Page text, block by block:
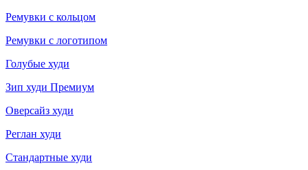
Ремувки с кольцом
Ремувки с логотипом
Голубые худи
Зип худи Премиум
Оверсайз худи
Реглан худи
Стандартные худи